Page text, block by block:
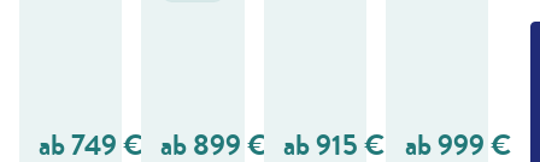
ab749€
B
ab899€
B
ab915€
B
ab999€